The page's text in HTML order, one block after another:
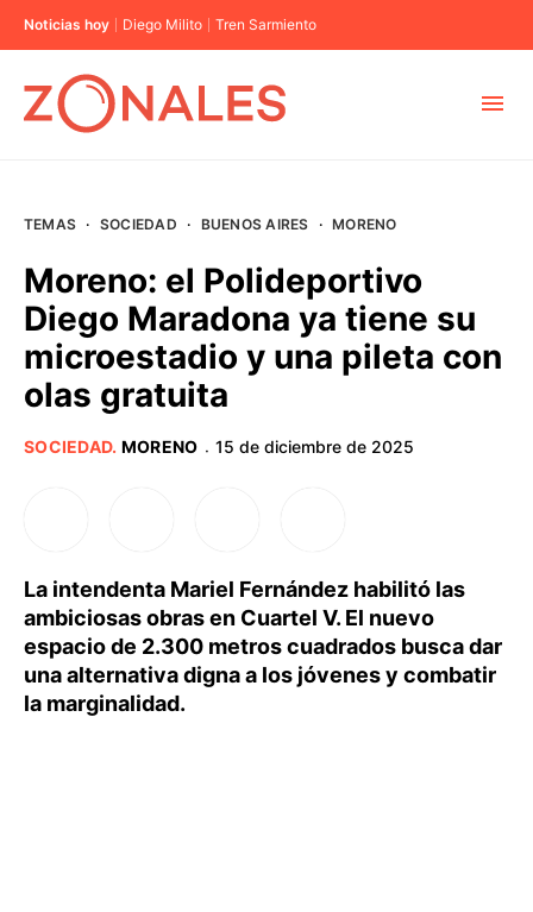
Noticias hoy Diego Milito Tren Sarmiento
BUENOS AIRES
PROVINCIAS
TEMAS · SOCIEDAD · BUENOS AIRES · MORENO
Moreno: el Polideportivo
Diego Maradona ya tiene su
microestadio y una pileta con
olas gratuita
SOCIEDAD. MORENO · 15 de diciembre de 2025
La intendenta Mariel Fernández habilitó las
ambiciosas obras en Cuartel V. El nuevo
espacio de 2.300 metros cuadrados busca dar
una alternativa digna a los jóvenes y combatir
la marginalidad.